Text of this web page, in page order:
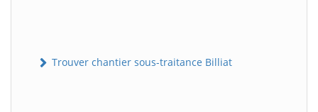
Trouver chantier sous-traitance Billiat